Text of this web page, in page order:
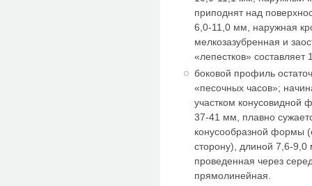
приподнят над
6,0-11,0 мм, наружная
мелкозазубренная и
«лепестков»
боковой профиль
«песочных часов»;
участком
37-41 мм, плавно
конусообразной формы
сторону), длиной 7,6-
проведенная через
прямолинейная.